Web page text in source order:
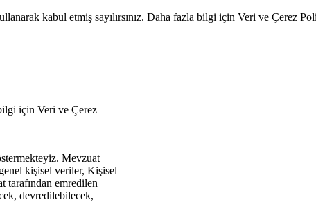
kabul etmiş sayılırsınız. Daha fazla bilgi için Veri ve Çerez
için Veri ve Çerez
Mevzuat
kişisel veriler, Kişisel
tarafından emredilen
devredilebilecek,